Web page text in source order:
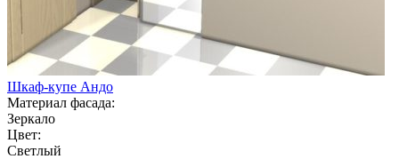
Шкаф-купе Андо
Материал фасада:
Зеркало
Цвет:
Светлый